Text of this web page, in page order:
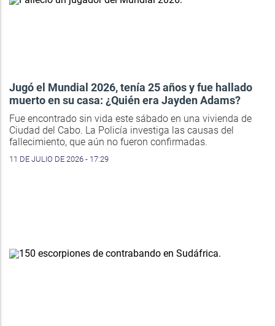
Jugó el Mundial 2026, tenía 25 años y fue hallado
muerto en su casa: ¿Quién era Jayden Adams?
Fue encontrado sin vida este sábado en una vivienda de
Ciudad del Cabo. La Policía investiga las causas del
fallecimiento, que aún no fueron confirmadas.
11 DE JULIO DE 2026 - 17:29